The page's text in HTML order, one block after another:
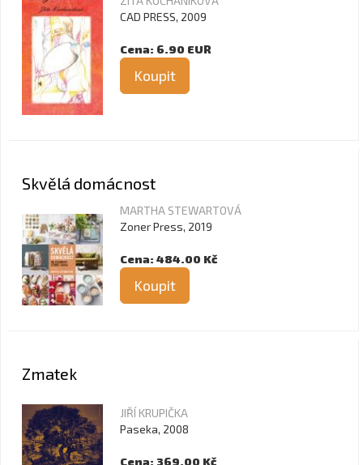
CAD PRESS, 2009
Cena: 6.90 EUR
Koupit
Skvělá domácnost
MARTHA STEWARTOVÁ
Zoner Press, 2019
Cena: 484.00 Kč
Koupit
Zmatek
JIŘÍ KRUPIČKA
Paseka, 2008
Cena: 369.00 Kč